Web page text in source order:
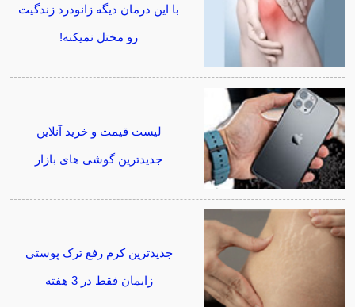
با این درمان دیگه زانودرد زندگیت
رو مختل نمیکنه!
لیست قیمت و خرید آنلاین
جدیدترین گوشی های بازار
جدیدترین کرم رفع ترک پوستی
زایمان فقط در 3 هفته